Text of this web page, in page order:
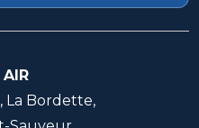
La Bordette,